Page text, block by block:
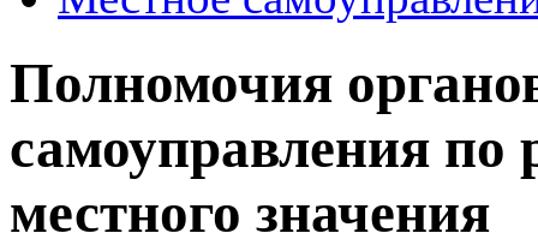
Полномочия
самоуправления
местного значения